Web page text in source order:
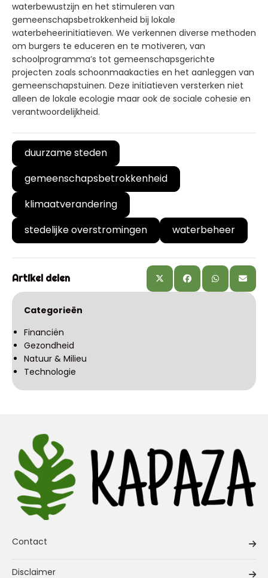
waterbewustzijn en het stimuleren van
gemeenschapsbetrokkenheid bij lokale
waterbeheerinitiatieven. We verkennen diverse methoden
om burgers te educeren en te motiveren, van
schoolprogramma’s tot gemeenschapsgerichte
projecten zoals schoonmaakacties en het aanleggen van
gemeenschapstuinen. Deze initiatieven versterken niet
alleen de lokale ecologie maar ook de sociale cohesie en
verantwoordelijkheid.
duurzame steden
gemeenschapsbetrokkenheid
klimaatverandering
stedelijke overstromingen
waterbeheer
Artikel delen
Categorieën
Financiën
Gezondheid
Natuur & Milieu
Technologie
Contact
Disclaimer